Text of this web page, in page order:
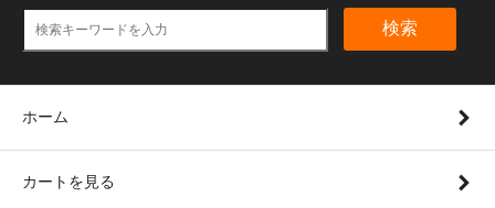
検索
ホーム
カートを見る